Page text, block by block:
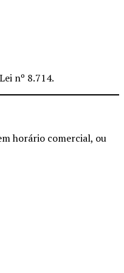
nº 8.714.
horário comercial, ou